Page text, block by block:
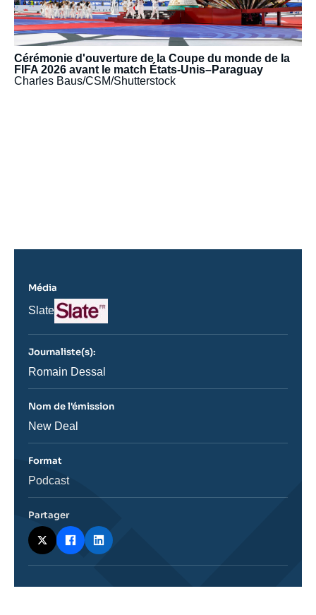
Cérémonie d'ouverture de la Coupe du monde de la
FIFA 2026 avant le match États-Unis–Paraguay
Charles Baus/CSM/Shutterstock
Média
Nom
journal,
ou
émission
Slate
Logo
Journaliste(s):
Journaliste
Romain Dessal
Nom de l'émission
Nom
New Deal
Format
Catégorie
Podcast
Partager